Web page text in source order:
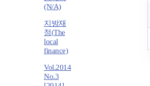
(N/A)
지방재
정(The
local
finance)
Vol.2014
No.3